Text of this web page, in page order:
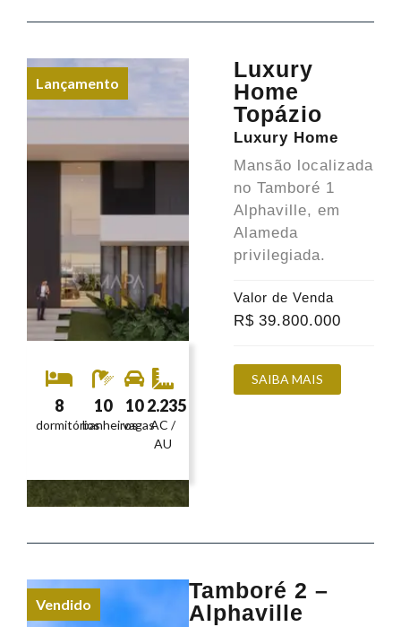
Lançamento
8
dormitórios
10
banheiros
10
vagas
2.235
AC /
AU
Luxury
Home
Topázio
Luxury Home
Mansão localizada
no Tamboré 1
Alphaville, em
Alameda
privilegiada.
Valor de Venda
R$ 39.800.000
SAIBA MAIS
Vendido
Tamboré 2 –
Alphaville